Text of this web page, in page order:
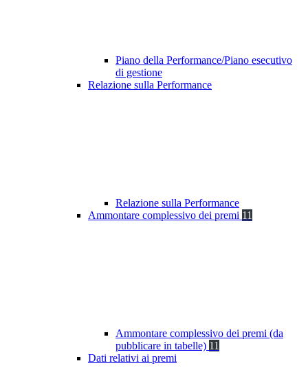
Piano della Performance/Piano esecutivo
di gestione
Relazione sulla Performance
Relazione sulla Performance
Ammontare complessivo dei premi 11
Ammontare complessivo dei premi (da
pubblicare in tabelle) 11
Dati relativi ai premi